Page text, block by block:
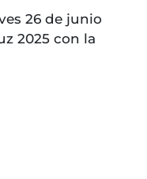
26 de junio
2025 con la